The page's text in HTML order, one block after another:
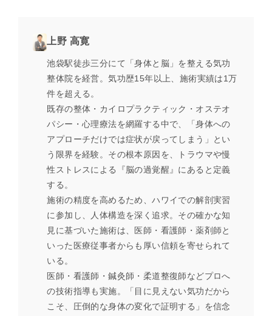
上野 高寛
池袋駅徒歩三分にて「身体と脳」を整える気功
整体院を経営。気功歴15年以上、施術実績は1万
件を超える。
既存の整体・カイロプラクティック・オステオ
パシー・心理療法を網羅する中で、「身体への
アプローチだけでは症状が戻ってしまう」とい
う限界を経験。その根本原因を、トラウマや慢
性ストレスによる『脳の過覚醒』にあると定義
する。
施術の精度を高めるため、ハワイでの解剖実習
に参加し、人体構造を深く追求。その確かな知
見に基づいた施術は、医師・看護師・薬剤師と
いった医療従事者からも厚い信頼を寄せられて
いる。
医師・看護師・鍼灸師・柔道整復師などプロへ
の技術指導も実施。「目に見えない気功だから
こそ、圧倒的な身体の変化で証明する」を信念